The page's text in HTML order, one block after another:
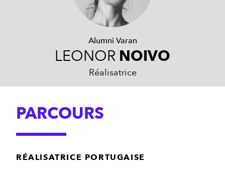
Alumni Varan
LEONOR NOIVO
Réalisatrice
PARCOURS
RÉALISATRICE PORTUGAISE